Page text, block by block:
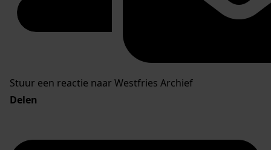
Stuur een reactie naar Westfries Archief
Delen